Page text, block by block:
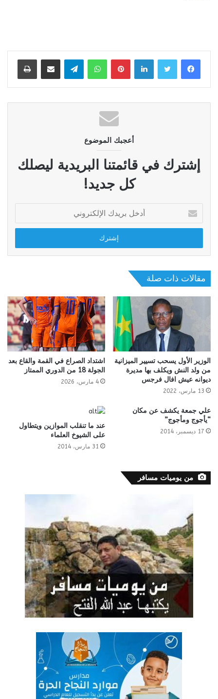
لينكدإن بينتيريستواتساب تيلقرام مشاركة عبر البريد طباعة
أعجبك الموضوع
إشترك في قائمتنا البريدية ليصلك
كل جديد!
بريدك
الإلكتروني
مقالات ذات صلة
الوزير الأول يسحب تسيير الميزانية
من ولد النش ويكلف بها مديرة
ديوانه عيش افال فرجس
13 مارس، 2022
اشتداد الصراع في القمة والقاع بعد
الجولة 18 من الدوري الممتاز
4 مارس، 2026
علي جمعة يكشف عن مكان
“يأجوج ومأجوج”
17 ديسمبر، 2014
عند ما تنقلب الموازين ويتطاول
على الشيوخ العلماء
31 مارس، 2014
من يوميات مسافر